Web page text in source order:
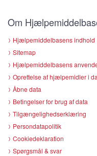
Om
Hjælpemiddelbasens indhold
Sitemap
Hjælpemiddelbasens
Oprettelse af hjælpemidler i
Åbne data
Betingelser for brug af data
Tilgængelighedserklæring
Persondatapolitik
Cookiedeklaration
Spørgsmål & svar